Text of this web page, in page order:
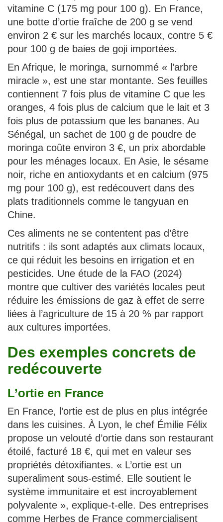
vitamine C (175 mg pour 100 g). En France,
une botte d’ortie fraîche de 200 g se vend
environ 2 € sur les marchés locaux, contre 5 €
pour 100 g de baies de goji importées.
En Afrique, le moringa, surnommé « l’arbre
miracle », est une star montante. Ses feuilles
contiennent 7 fois plus de vitamine C que les
oranges, 4 fois plus de calcium que le lait et 3
fois plus de potassium que les bananes. Au
Sénégal, un sachet de 100 g de poudre de
moringa coûte environ 3 €, un prix abordable
pour les ménages locaux. En Asie, le sésame
noir, riche en antioxydants et en calcium (975
mg pour 100 g), est redécouvert dans des
plats traditionnels comme le tangyuan en
Chine.
Ces aliments ne se contentent pas d’être
nutritifs : ils sont adaptés aux climats locaux,
ce qui réduit les besoins en irrigation et en
pesticides. Une étude de la FAO (2024)
montre que cultiver des variétés locales peut
réduire les émissions de gaz à effet de serre
liées à l’agriculture de 15 à 20 % par rapport
aux cultures importées.
Des exemples concrets de
redécouverte
L’ortie en France
En France, l’ortie est de plus en plus intégrée
dans les cuisines. À Lyon, le chef Émilie Félix
propose un velouté d’ortie dans son restaurant
étoilé, facturé 18 €, qui met en valeur ses
propriétés détoxifiantes. « L’ortie est un
superaliment sous-estimé. Elle soutient le
système immunitaire et est incroyablement
polyvalente », explique-t-elle. Des entreprises
comme Herbes de France commercialisent